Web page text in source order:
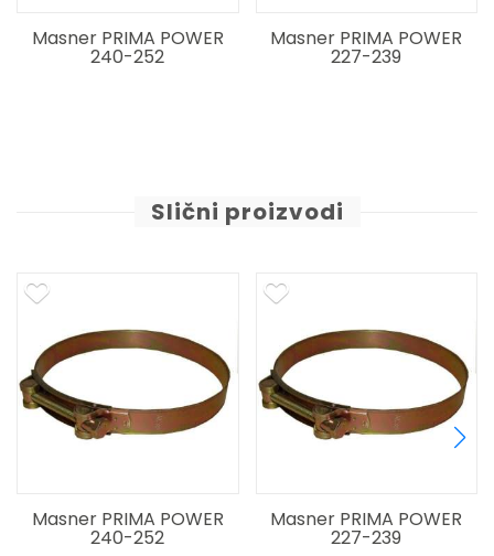
Masner PRIMA POWER
240-252
Masner PRIMA POWER
227-239
Slični proizvodi
Masner PRIMA POWER
240-252
Masner PRIMA POWER
227-239